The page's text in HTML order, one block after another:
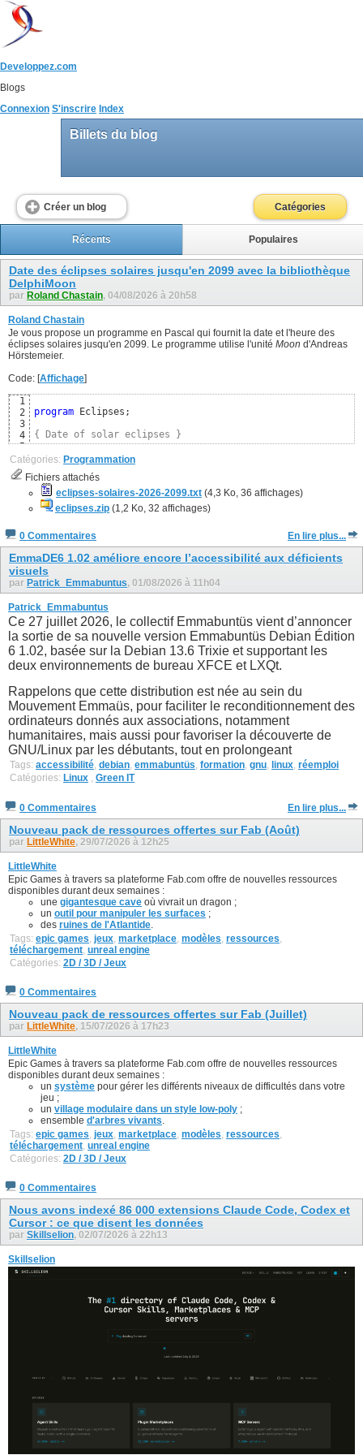
Developpez.com
Blogs
Connexion S'inscrire Index
Billets du blog
Créer un blog Catégories
Récents Populaires
Date des éclipses solaires jusqu'en 2099 avec la bibliothèque
DelphiMoon
par Roland Chastain, 04/08/2026 à 20h58
Roland Chastain
Je vous propose un programme en Pascal qui fournit la date et l'heure des
éclipses solaires jusqu'en 2099. Le programme utilise l'unité Moon d'Andreas
Hörstemeier.
Code: [Affichage]
1
2
3
4
5
6
7
8
12
13
14
program Eclipses;
{ Date of solar eclipses }
uses
  Moon;
{ https://github.com/wp-xyz/delphimoon }
const
  CSolarEclipse =
TRUE ; { Uniquement les éclipses
{$DEFINE FRENCH}
{$IFDEF FRENCH}
Catégories: Programmation
Fichiers attachés
eclipses-solaires-2026-2099.txt (4,3 Ko, 36 affichages)
eclipses.zip (1,2 Ko, 32 affichages)
0 Commentaires En lire plus...
EmmaDE6 1.02 améliore encore l’accessibilité aux déficients
visuels
par Patrick_Emmabuntus, 01/08/2026 à 11h04
Patrick_Emmabuntus
Ce 27 juillet 2026, le collectif Emmabuntüs vient d’annoncer
la sortie de sa nouvelle version Emmabuntüs Debian Édition
6 1.02, basée sur la Debian 13.6 Trixie et supportant les
deux environnements de bureau XFCE et LXQt.
Rappelons que cette distribution est née au sein du
Mouvement Emmaüs, pour faciliter le reconditionnement des
ordinateurs donnés aux associations, notamment
humanitaires, mais aussi pour favoriser la découverte de
GNU/Linux par les débutants, tout en prolongeant
Tags: accessibilité, debian, emmabuntüs, formation, gnu, linux, réemploi
Catégories: Linux , Green IT
0 Commentaires En lire plus...
Nouveau pack de ressources offertes sur Fab (Août)
par LittleWhite, 29/07/2026 à 12h25
LittleWhite
Epic Games à travers sa plateforme Fab.com offre de nouvelles ressources
disponibles durant deux semaines :
une gigantesque cave où vivrait un dragon ;
un outil pour manipuler les surfaces ;
des ruines de l'Atlantide.
Tags: epic games jeux marketplace modèles ressources
téléchargement unreal engine
Catégories: 2D / 3D / Jeux
0 Commentaires
Nouveau pack de ressources offertes sur Fab (Juillet)
par LittleWhite, 15/07/2026 à 17h23
LittleWhite
Epic Games à travers sa plateforme Fab.com offre de nouvelles ressources
disponibles durant deux semaines :
un système pour gérer les différents niveaux de difficultés dans votre
jeu ;
un village modulaire dans un style low-poly ;
ensemble d'arbres vivants.
Tags: epic games jeux marketplace modèles ressources
téléchargement unreal engine
Catégories: 2D / 3D / Jeux
0 Commentaires
Nous avons indexé 86 000 extensions Claude Code, Codex et
Cursor : ce que disent les données
par Skillselion, 02/07/2026 à 22h13
Skillselion